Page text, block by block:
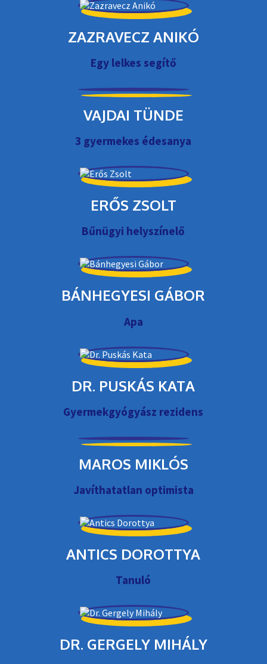
ZAZRAVECZ ANIKÓ
Egy lelkes segítő
VAJDAI TÜNDE
3 gyermekes édesanya
ERŐS ZSOLT
Bűnügyi helyszínelő
BÁNHEGYESI GÁBOR
Apa
DR. PUSKÁS KATA
Gyermekgyógyász rezidens
MAROS MIKLÓS
Javíthatatlan optimista
ANTICS DOROTTYA
Tanuló
DR. GERGELY MIHÁLY